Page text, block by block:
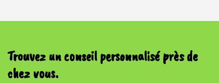
Trouvez un conseil personnalisé près de
chez vous.